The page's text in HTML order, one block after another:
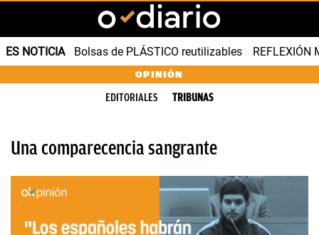
ES NOTICIA Bolsas de PLÁSTICO reutilizables REFLEXIÓN
OPINIÓN
EDITORIALES TRIBUNAS
Una comparecencia sangrante